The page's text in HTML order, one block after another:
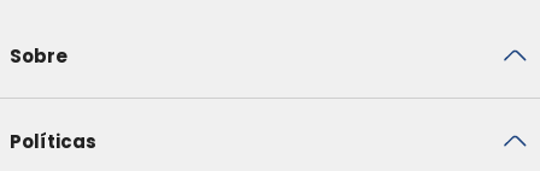
Sobre
Políticas